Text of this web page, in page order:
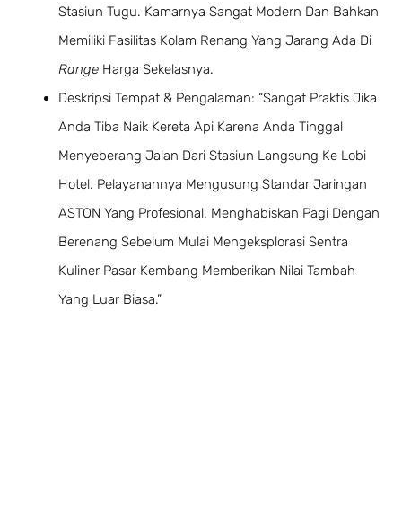
Stasiun Tugu. Kamarnya Sangat Modern Dan Bahkan
Memiliki Fasilitas Kolam Renang Yang Jarang Ada Di
Range Harga Sekelasnya.
Deskripsi Tempat & Pengalaman: “Sangat Praktis Jika
Anda Tiba Naik Kereta Api Karena Anda Tinggal
Menyeberang Jalan Dari Stasiun Langsung Ke Lobi
Hotel. Pelayanannya Mengusung Standar Jaringan
ASTON Yang Profesional. Menghabiskan Pagi Dengan
Berenang Sebelum Mulai Mengeksplorasi Sentra
Kuliner Pasar Kembang Memberikan Nilai Tambah
Yang Luar Biasa.”